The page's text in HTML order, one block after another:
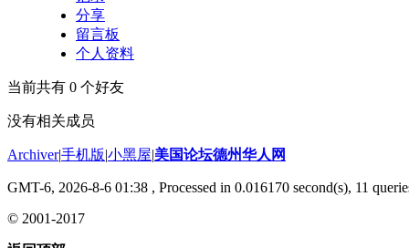
分享
留言板
个人资料
当前共有 0 个好友
没有相关成员
Archiver|手机版|小黑屋|美国论坛德州华人网
GMT-6, 2026-8-6 01:38 , Processed in 0.016170 second(s), 11
© 2001-2017